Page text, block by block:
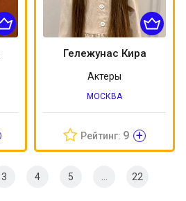
Гележунас Кира
Актеры
МОСКВА
Рейтинг: 9 +
3 4 5 22